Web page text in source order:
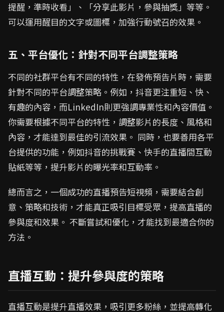
提醒，準時收看」、「分享此影片，參與抽獎」等等。
可以運用醒目的文字或圖標，加強行動號召的效果。
五、平台優化：針對不同平台調整策略
不同的社群平台有不同的特性，在發佈預告片時，需要
針對不同的平台調整策略。例如，抖音更注重短、快、
有趣的內容，而LinkedIn則更強調專業性和內容價值。
你需要根據不同平台的特性，調整影片的長度、風格和
內容，才能達到最佳的引流效果。 同時，也要善用各平
台提供的功能，例如抖音的挑戰賽、快手的直播間互動
貼紙等等，提升影片的曝光率和互動率。
總而言之，一個成功的直播預告短視頻，需要結合創
意、策略和技術，才能真正吸引目標受眾，提高直播的
參與度和效果。 不斷嘗試和優化，才能找到最適合你的
方法。
直播互動：提升參與度的策略
直播互動是提升直播效果，吸引更多粉絲，並提高轉化